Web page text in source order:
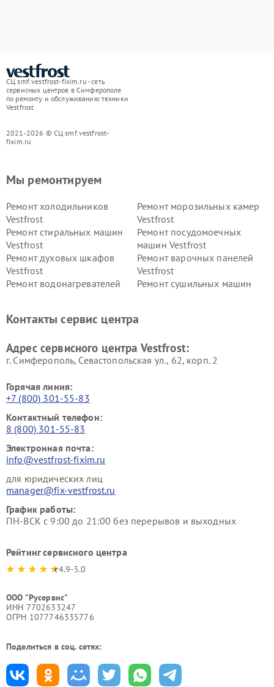
СЦ smf.vestfrost-fixim.ru - сеть
сервисных центров в Симферополе
по ремонту и обслуживанию техники
Vestfrost
2021-2026 © СЦ smf.vestfrost-
fixim.ru
Мы ремонтируем
Ремонт холодильников
Vestfrost
Ремонт морозильных камер
Vestfrost
Ремонт стиральных машин
Vestfrost
Ремонт посудомоечных
машин Vestfrost
Ремонт духовых шкафов
Vestfrost
Ремонт варочных панелей
Vestfrost
Ремонт водонагревателей
Ремонт сушильных машин
Vestfrost
Контакты сервис центра
Адрес сервисного центра Vestfrost:
г. Симферополь, Севастопольская ул., 62, корп. 2
Горячая линия:
+7 (800) 301-55-83
Контактный телефон:
8 (800) 301-55-83
Электронная почта:
info@vestfrost-fixim.ru
для юридических лиц
manager@fix-vestfrost.ru
График работы:
ПН-ВСК с 9:00 до 21:00 без перерывов и выходных
Рейтинг сервисного центра
4.9-5.0
ООО "Русервис"
ИНН 7702633247
ОГРН 1077746335776
Поделиться в соц. сетях: